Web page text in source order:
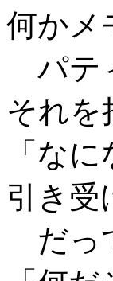
何かメ
パテ
それを
「な
引き受
だっ